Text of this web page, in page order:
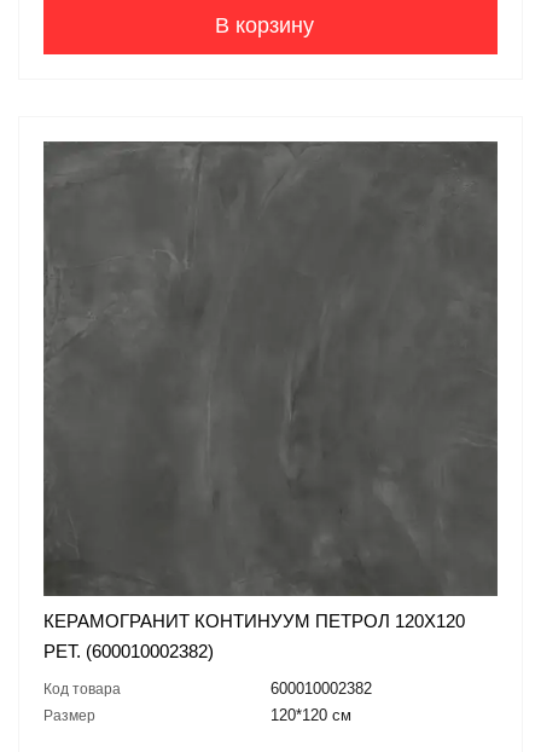
В корзину
КЕРАМОГРАНИТ КОНТИНУУМ ПЕТРОЛ 120X120
РЕТ. (600010002382)
Код товара 600010002382
Размер 120*120 см